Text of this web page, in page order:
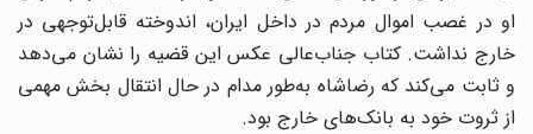
او در غصب اموال مردم در داخل ایران، اندوخته قابل‌توجهی در
خارج نداشت. کتاب جناب‌عالی عکس این قضیه را نشان می‌دهد
و ثابت می‌کند که رضاشاه به‌طور مدام در حال انتقال بخش مهمی
از ثروت خود به بانک‌های خارج بود.